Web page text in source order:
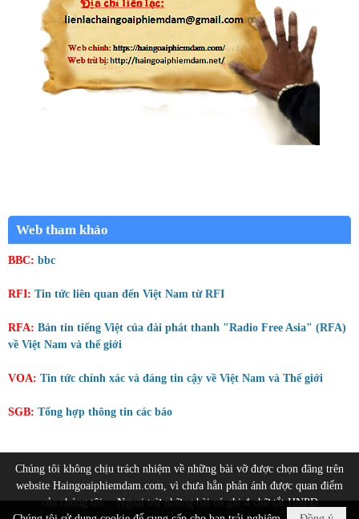
Web tham khảo
BBC: bbc
RFI: Tin tức liên quan đến Việt Nam từ RFI
RFA: Bản tin tiếng Việt của đài phát thanh "Radio Free Asia" (RFA)
về Việt Nam và thế giới
VOA: Tin tức chính xác và đáng tin cậy về Việt Nam và Thế giới
SGB: Tổng hợp thông tin các báo
Chúng tôi không chịu trách nhiệm về những bài vỡ được chọn đăng trên
website Haingoaiphiemdam.com, vì chưa hẳn phản ánh được quan điểm
của chúng tôi… Ngoại trừ những bài có ghi 4 chữ tắt HNPD